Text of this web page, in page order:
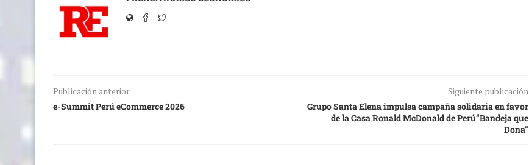
Publicación anterior
e-Summit Perú eCommerce 2026
Siguiente publicación
Grupo Santa Elena impulsa campaña solidaria en favor
de la Casa Ronald McDonald de Perú“Bandeja que
Dona”